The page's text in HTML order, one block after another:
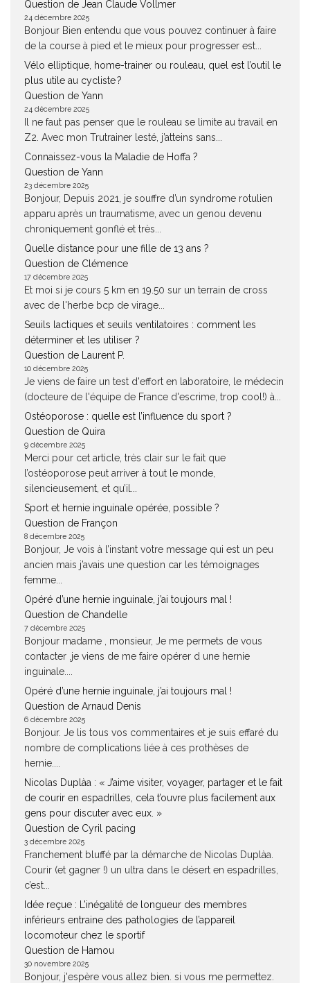
Question de Jean Claude Vollmer
24 décembre 2025
Bonjour Bien entendu que vous pouvez continuer à faire
de la course à pied et le mieux pour progresser est...
Vélo elliptique, home-trainer ou rouleau, quel est l’outil le
plus utile au cycliste ?
Question de Yann
24 décembre 2025
Il ne faut pas penser que le rouleau se limite au travail en
Z2. Avec mon Trutrainer lesté, j’atteins sans...
Connaissez-vous la Maladie de Hoffa ?
Question de Yann
23 décembre 2025
Bonjour, Depuis 2021, je souffre d’un syndrome rotulien
apparu après un traumatisme, avec un genou devenu
chroniquement gonflé et très...
Quelle distance pour une fille de 13 ans ?
Question de Clémence
17 décembre 2025
Et moi si je cours 5 km en 19.50 sur un terrain de cross
avec de l'herbe bcp de virage...
Seuils lactiques et seuils ventilatoires : comment les
déterminer et les utiliser ?
Question de Laurent P.
10 décembre 2025
Je viens de faire un test d'effort en laboratoire, le médecin
(docteure de l'équipe de France d'escrime, trop cool!) à...
Ostéoporose : quelle est l’influence du sport ?
Question de Quira
9 décembre 2025
Merci pour cet article, très clair sur le fait que
l’ostéoporose peut arriver à tout le monde,
silencieusement, et qu’il...
Sport et hernie inguinale opérée, possible ?
Question de Françon
8 décembre 2025
Bonjour, Je vois à l’instant votre message qui est un peu
ancien mais j’avais une question car les témoignages
femme...
Opéré d’une hernie inguinale, j’ai toujours mal !
Question de Chandelle
7 décembre 2025
Bonjour madame , monsieur, Je me permets de vous
contacter ,je viens de me faire opérer d une hernie
inguinale....
Opéré d’une hernie inguinale, j’ai toujours mal !
Question de Arnaud Denis
6 décembre 2025
Bonjour. Je lis tous vos commentaires et je suis effaré du
nombre de complications liée à ces prothèses de
hernie....
Nicolas Duplàa : « J’aime visiter, voyager, partager et le fait
de courir en espadrilles, cela t’ouvre plus facilement aux
gens pour discuter avec eux. »
Question de Cyril pacing
3 décembre 2025
Franchement bluffé par la démarche de Nicolas Duplàa.
Courir (et gagner !) un ultra dans le désert en espadrilles,
c’est...
Idée reçue : L’inégalité de longueur des membres
inférieurs entraine des pathologies de l’appareil
locomoteur chez le sportif
Question de Hamou
30 novembre 2025
Bonjour, j'espère vous allez bien. si vous me permettez.